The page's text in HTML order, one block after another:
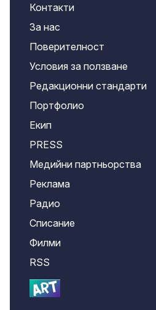
Контакти
За нас
Поверителност
Условия за ползване
Редакционни стандарти
Портфолио
Екип
PRESS
Медийни партньорства
Реклама
Радио
Списание
Филми
RSS